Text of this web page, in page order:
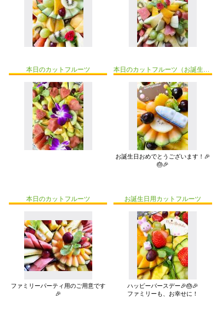
本日のカットフルーツ 本日のカットフルーツ（お誕生日）
お誕生日おめでとうございます！🎉
🎂🎉
本日のカットフルーツ
ファミリーパーティ用のご用意です
🎉
お誕生日用カットフルーツ
ハッピーバースデー🎉🎂🎉
ファミリーも、お幸せに！